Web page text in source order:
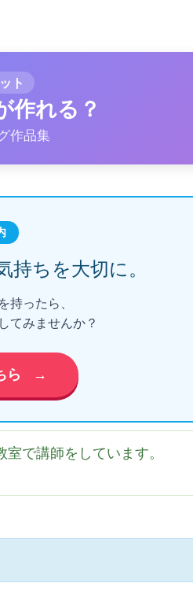
ト
作れる？
作品集
持ちを大切に。
持ったら、
てみませんか？
ら →
で講師をしています。